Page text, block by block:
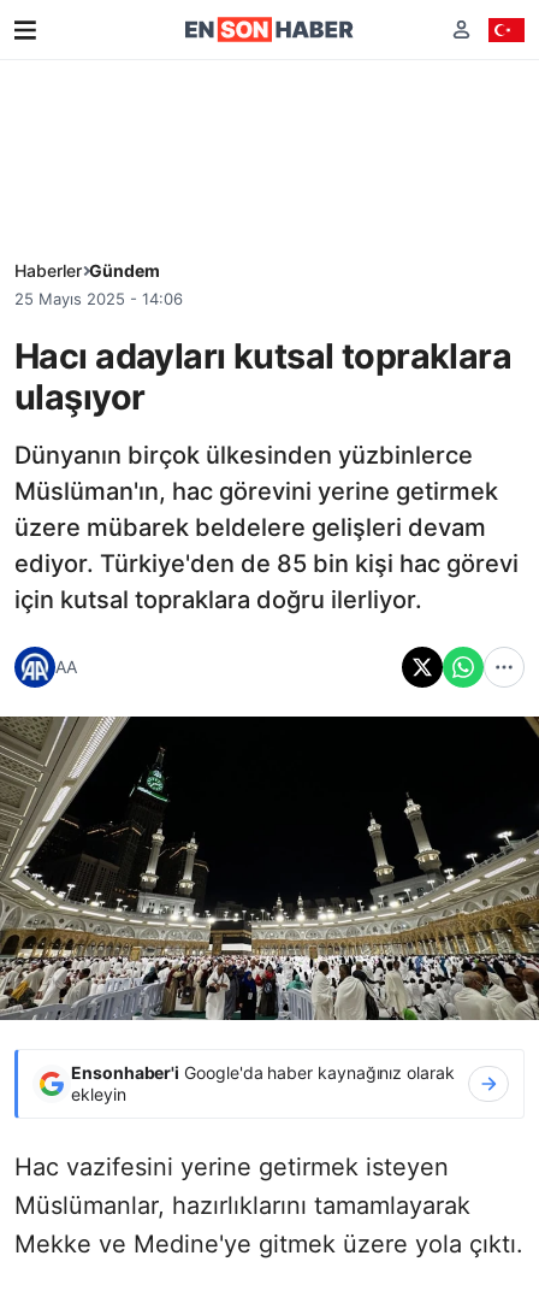
Haberler Gündem
25 Mayıs 2025 - 14:06
Hacı adayları kutsal topraklara
ulaşıyor
Dünyanın birçok ülkesinden yüzbinlerce
Müslüman'ın, hac görevini yerine getirmek
üzere mübarek beldelere gelişleri devam
ediyor. Türkiye'den de 85 bin kişi hac görevi
için kutsal topraklara doğru ilerliyor.
AA
Ensonhaber'i Google'da haber kaynağınız olarak
ekleyin
Hac vazifesini yerine getirmek isteyen
Müslümanlar, hazırlıklarını tamamlayarak
Mekke ve Medine'ye gitmek üzere yola çıktı.